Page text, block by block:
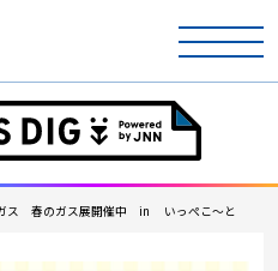
ス 春のガス展開催中 in いっぺこ～と